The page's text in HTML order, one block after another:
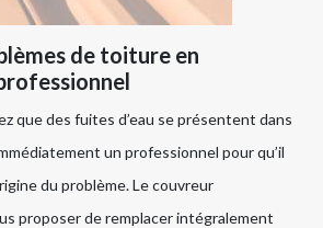
de toiture en
que des fuites d’eau se présentent dans
un professionnel pour qu’il
du problème. Le couvreur
proposer de remplacer intégralement